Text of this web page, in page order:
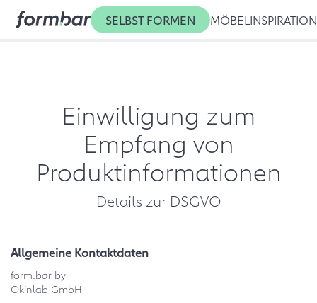
SELBST FORMEN MÖBEL INSPIRATION
Einwilligung zum
Empfang von
Produktinformationen
Details zur DSGVO
Allgemeine Kontaktdaten
form.bar by
Okinlab GmbH